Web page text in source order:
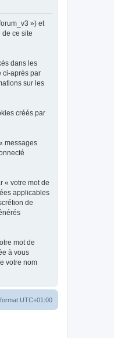
») et
ce site
dans les
ci-après par
sur les
créés par
messages
« votre mot de
applicables
de
mot de
à vous
votre nom
UTC+01:00